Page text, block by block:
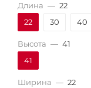
Длина — 22
22
30 40
Высота — 41
41
Ширина — 22